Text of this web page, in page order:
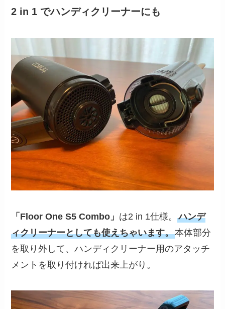
2 in 1 でハンディクリーナーにも
「Floor One S5 Combo」 は2 in 1仕様。ハンデ
ィクリーナーとしても使えちゃいます。本体部分
を取り外して、ハンディクリーナー用のアタッチ
メントを取り付ければ出来上がり。